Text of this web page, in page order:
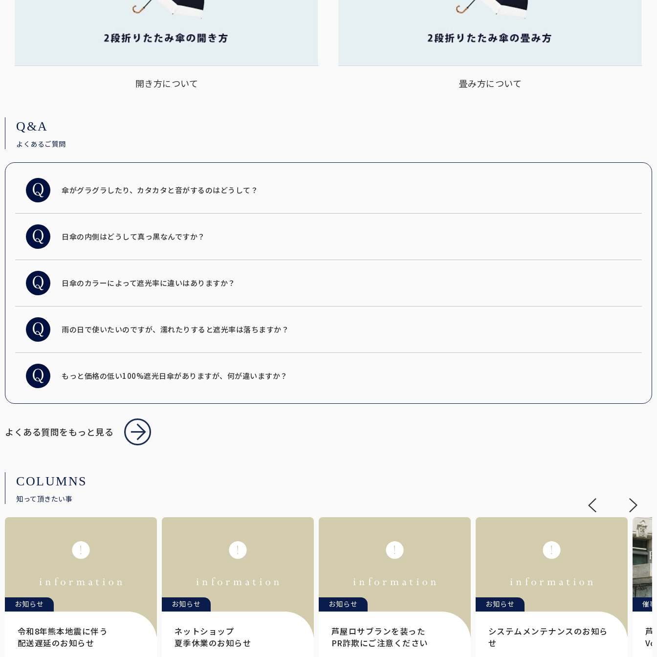
開き方について 畳み方について
Q&A
よくあるご質問
傘がグラグラしたり、カタカタと音がするのはどうして？
日傘の内側はどうして真っ黒なんですか？
日傘のカラーによって遮光率に違いはありますか？
雨の日で使いたいのですが、濡れたりすると遮光率は落ちますか？
もっと価格の低い100%遮光日傘がありますが、何が違いますか？
よくある質問をもっと見る
COLUMNS
知って頂きたい事
お知らせ
令和8年熊本地震に伴う
配送遅延のお知らせ
お知らせ
ネットショップ
夏季休業のお知らせ
お知らせ
芦屋ロサブランを装った
PR詐欺にご注意ください
お知らせ
システムメンテナンスのお知ら
せ
催
芦